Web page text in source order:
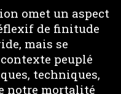
omet un aspect
de finitude
mais se
peuplé
techniques,
notre mortalité